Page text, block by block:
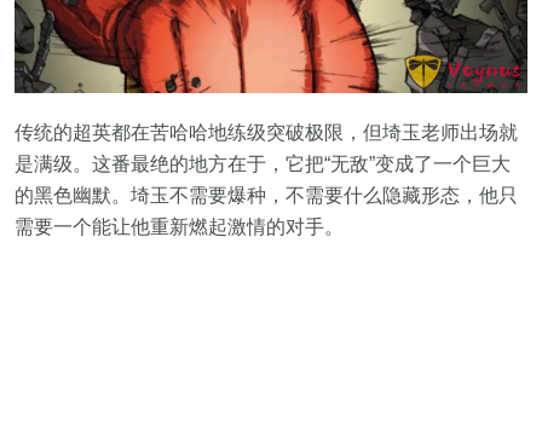
传统的超英都在苦哈哈地练级突破极限，但埼玉老师出场就
是满级。这番最绝的地方在于，它把“无敌”变成了一个巨大
的黑色幽默。埼玉不需要爆种，不需要什么隐藏形态，他只
需要一个能让他重新燃起激情的对手。